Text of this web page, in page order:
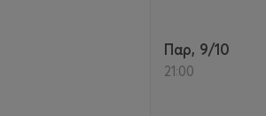
Παρ, 9/10
21:00